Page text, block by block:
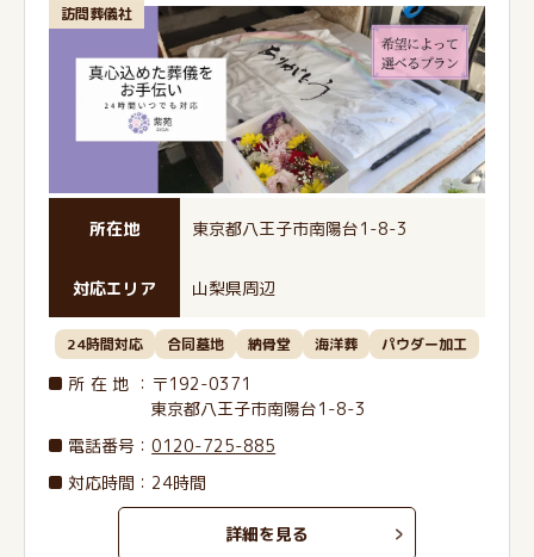
訪問葬儀社
所在地 東京都八王子市南陽台1-8-3
対応エリア 山梨県周辺
24時間対応 合同墓地 納骨堂 海洋葬 パウダー加工
所在地 ：〒192-0371
東京都八王子市南陽台1-8-3
電話番号 ：0120-725-885
対応時間：24時間
詳細を見る